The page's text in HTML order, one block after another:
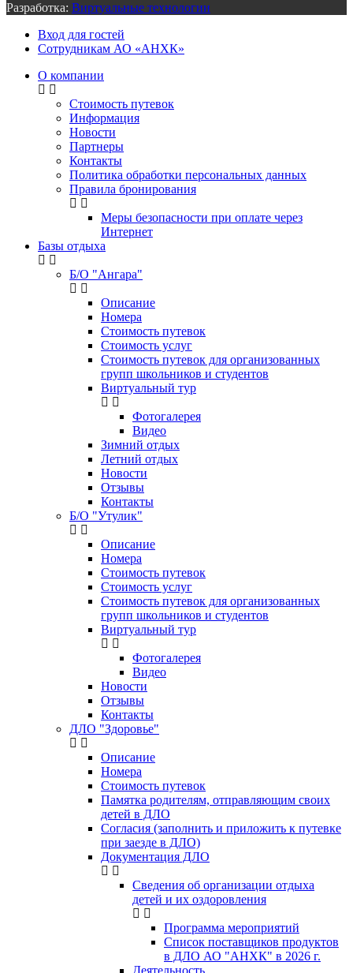
Разработка: Виртуальные технологии
Вход для гостей
Сотрудникам АО «АНХК»
О компании
Стоимость путевок
Информация
Новости
Партнеры
Контакты
Политика обработки персональных данных
Правила бронирования
Меры безопасности при оплате через
Интернет
Базы отдыха
Б/О "Ангара"
Описание
Номера
Стоимость путевок
Стоимость услуг
Стоимость путевок для организованных
групп школьников и студентов
Виртуальный тур
Фотогалерея
Видео
Зимний отдых
Летний отдых
Новости
Отзывы
Контакты
Б/О "Утулик"
Описание
Номера
Стоимость путевок
Стоимость услуг
Стоимость путевок для организованных
групп школьников и студентов
Виртуальный тур
Фотогалерея
Видео
Новости
Отзывы
Контакты
ДЛО "Здоровье"
Описание
Номера
Стоимость путевок
Памятка родителям, отправляющим своих
детей в ДЛО
Согласия (заполнить и приложить к путевке
при заезде в ДЛО)
Документация ДЛО
Сведения об организации отдыха
детей и их оздоровления
Программа мероприятий
Список поставщиков продуктов
в ДЛО АО "АНХК" в 2026 г.
Деятельность